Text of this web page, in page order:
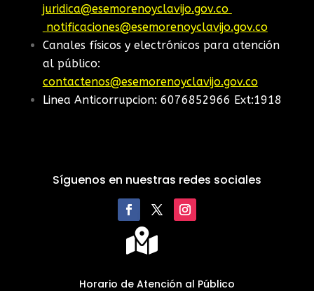
juridica@esemorenoyclavijo.gov.co
notificaciones@esemorenoyclavijo.gov.co
Canales físicos y electrónicos para atención
al público:
contactenos@esemorenoyclavijo.gov.co
Linea Anticorrupcion: 6076852966 Ext:1918
Síguenos en nuestras redes sociales

Horario de Atención al Público